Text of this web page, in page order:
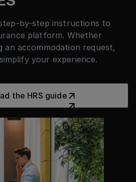
by-step instructions to
platform. Whether
an accommodation request,
your experience.
the HRS guide